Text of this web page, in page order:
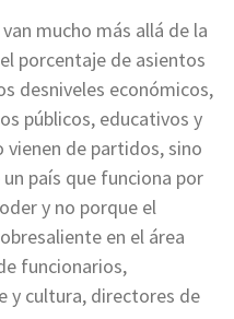
mucho más allá de la
porcentaje de asientos
desniveles económicos,
públicos, educativos y
vienen de partidos, sino
país que funciona por
y no porque el
en el área
funcionarios,
y cultura, directores de